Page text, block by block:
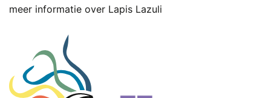
meer informatie over Lapis Lazuli